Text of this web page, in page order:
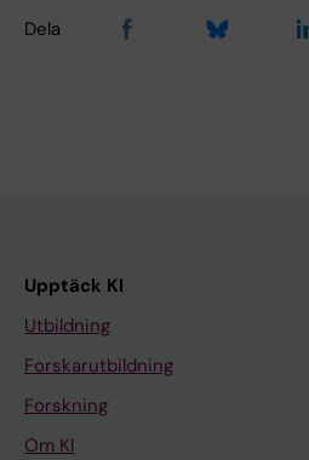
Dela
Upptäck KI
Utbildning
Forskarutbildning
Forskning
Om KI